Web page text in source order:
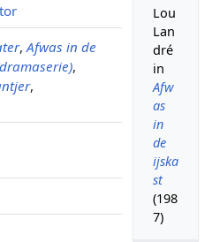
Lou
Lan
dré
in
Afw
as
in
de
ijska
st
(198
7)
, Afwas in de
,
,